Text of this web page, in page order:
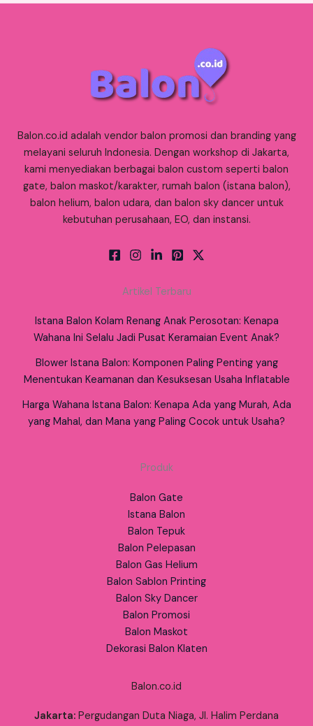
Balon.co.id adalah vendor balon promosi dan branding yang
melayani seluruh Indonesia. Dengan workshop di Jakarta,
kami menyediakan berbagai balon custom seperti balon
gate, balon maskot/karakter, rumah balon (istana balon),
balon helium, balon udara, dan balon sky dancer untuk
kebutuhan perusahaan, EO, dan instansi.
Artikel Terbaru
Istana Balon Kolam Renang Anak Perosotan: Kenapa
Wahana Ini Selalu Jadi Pusat Keramaian Event Anak?
Blower Istana Balon: Komponen Paling Penting yang
Menentukan Keamanan dan Kesuksesan Usaha Inflatable
Harga Wahana Istana Balon: Kenapa Ada yang Murah, Ada
yang Mahal, dan Mana yang Paling Cocok untuk Usaha?
Produk
Balon Gate
Istana Balon
Balon Tepuk
Balon Pelepasan
Balon Gas Helium
Balon Sablon Printing
Balon Sky Dancer
Balon Promosi
Balon Maskot
Dekorasi Balon Klaten
Balon.co.id
Jakarta: Pergudangan Duta Niaga, Jl. Halim Perdana